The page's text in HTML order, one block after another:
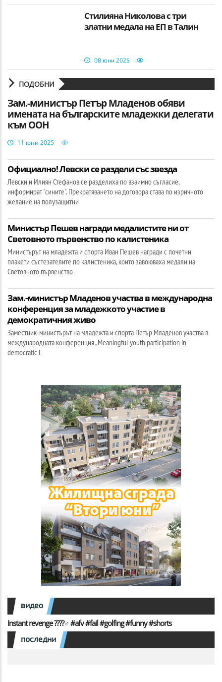
Стилияна Николова с три
златни медала на ЕП в Талин
08 юни 2025
ПОДОБНИ
Зам.-министър Петър Младенов обяви
имената на българските младежки делегати
към ООН
11 юни 2025
Официално! Левски се раздели със звезда
Левски и Илиян Стефанов се разделиха по взаимно съгласие,
информират "сините". Прекратяването на договора става по изричното
желание на полузащитни
Министър Пешев награди медалистите ни от
Световното първенство по калистеника
Министърът на младежта и спорта Иван Пешев награди с почетни
плакети състезателите по калистеника, които завоюваха медали на
Световното първенство
Зам.-министър Младенов участва в международна
конференция за младежкото участие в
демократичния живо
Заместник-министърът на младежта и спорта Петър Младенов участва в
международната конференция „Meaningful youth participation in
democratic l
видео
Instant revenge ????️‍♂️ #afv #fail #golfing #funny #shorts
последни